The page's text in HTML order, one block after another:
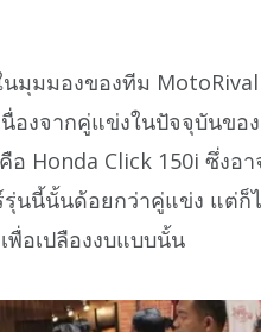
มุมมองของทีม MotoRival
องจากคู่แข่งในปัจจุบันขอ
Honda Click 150i ซึ่งอ
นนี้นั้นด้อยกว่าคู่แข่ง แต่ก็
พื่อเปลืองงบแบบนั้น